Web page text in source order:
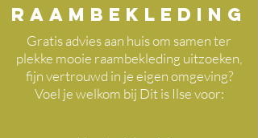
raambekleding
Gratis advies aan huis om samen ter
plekke mooie raambekleding uitzoeken,
fijn vertrouwd in je eigen omgeving?
Voel je welkom bij Dit is Ilse voor: